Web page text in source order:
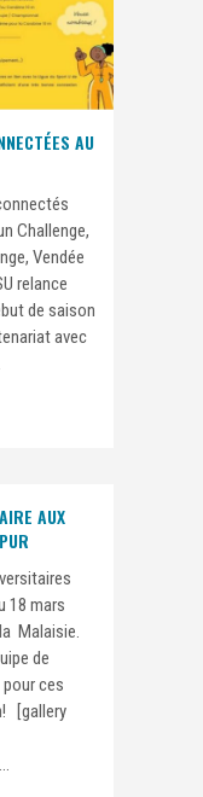
AU
Challenge,
Vendée
relance
de saison
avec
AUX
18 mars
Malaisie.
de
ces
[gallery